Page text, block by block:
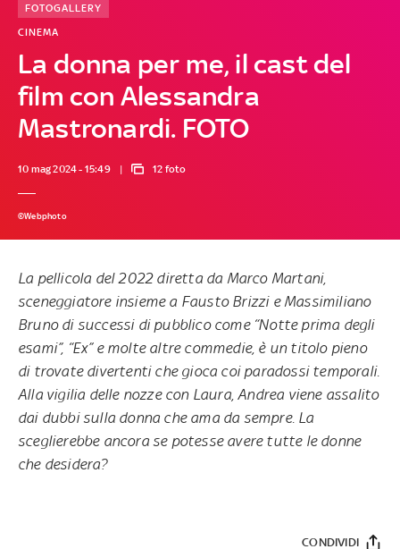
La donna per me, il cast del
film con Alessandra
Mastronardi. FOTO
CINEMA
FOTOGALLERY
10 mag 2024 - 15:49 12 foto
©Webphoto
La pellicola del 2022 diretta da Marco Martani,
sceneggiatore insieme a Fausto Brizzi e Massimiliano
Bruno di successi di pubblico come “Notte prima degli
esami”, “Ex” e molte altre commedie, è un titolo pieno
di trovate divertenti che gioca coi paradossi temporali.
Alla vigilia delle nozze con Laura, Andrea viene assalito
dai dubbi sulla donna che ama da sempre. La
sceglierebbe ancora se potesse avere tutte le donne
che desidera?
CONDIVIDI